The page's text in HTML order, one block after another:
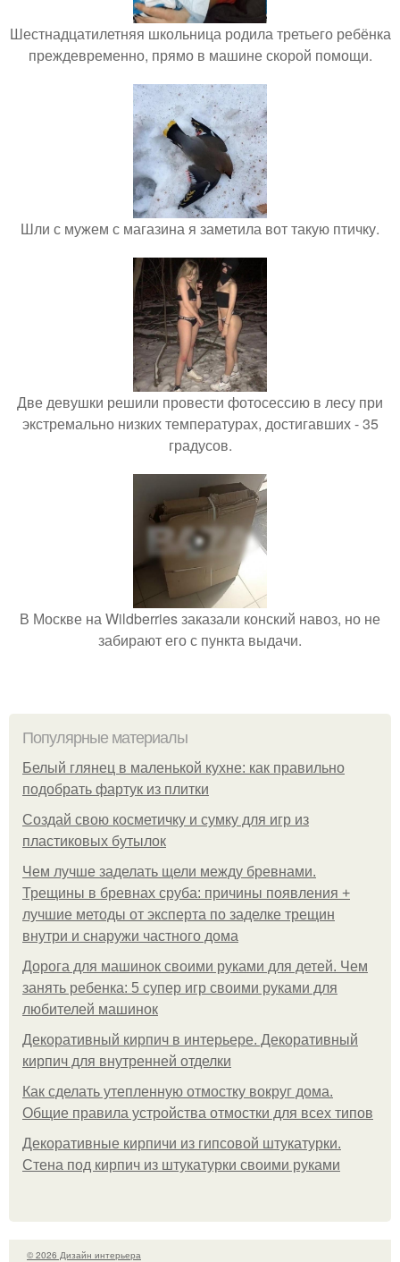
Шестнадцатилетняя школьница родила третьего ребёнка
преждевременно, прямо в машине скорой помощи.
Шли с мужем с магазина я заметила вот такую птичку.
Две девушки решили провести фотосессию в лесу при
экстремально низких температурах, достигавших - 35
градусов.
В Москве на Wildberries заказали конский навоз, но не
забирают его с пункта выдачи.
Популярные материалы
Белый глянец в маленькой кухне: как правильно
подобрать фартук из плитки
Создай свою косметичку и сумку для игр из
пластиковых бутылок
Чем лучше заделать щели между бревнами.
Трещины в бревнах сруба: причины появления +
лучшие методы от эксперта по заделке трещин
внутри и снаружи частного дома
Дорога для машинок своими руками для детей. Чем
занять ребенка: 5 супер игр своими руками для
любителей машинок
Декоративный кирпич в интерьере. Декоративный
кирпич для внутренней отделки
Как сделать утепленную отмостку вокруг дома.
Общие правила устройства отмостки для всех типов
Декоративные кирпичи из гипсовой штукатурки.
Стена под кирпич из штукатурки своими руками
© 2026 Дизайн интерьера